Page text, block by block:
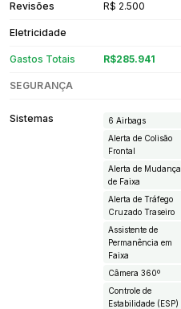
Revisões R$ 2.500
Eletricidade
Gastos Totais R$285.941
SEGURANÇA
Sistemas
6 Airbags
Alerta de Colisão
Frontal
Alerta de Mudança
de Faixa
Alerta de Tráfego
Cruzado Traseiro
Assistente de
Permanência em
Faixa
Câmera 360º
Controle de
Estabilidade (ESP)